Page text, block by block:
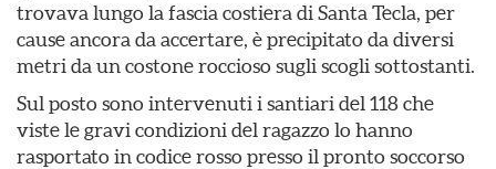
trovava lungo la fascia costiera di Santa Tecla, per
cause ancora da accertare, è precipitato da diversi
metri da un costone roccioso sugli scogli sottostanti.
Sul posto sono intervenuti i santiari del 118 che
viste le gravi condizioni del ragazzo lo hanno
rasportato in codice rosso presso il pronto soccorso